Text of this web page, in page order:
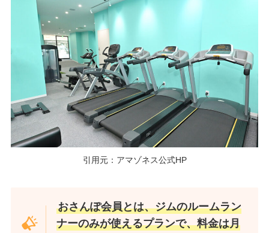
引用元：アマゾネス公式HP
おさんぽ会員とは、ジムのルームラン
ナーのみが使えるプランで、料金は月